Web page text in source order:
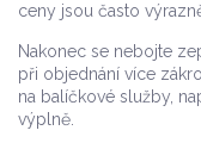
ceny jsou často
Nakonec se nebojte
při objednání více
na balíčkové služby,
výplně.